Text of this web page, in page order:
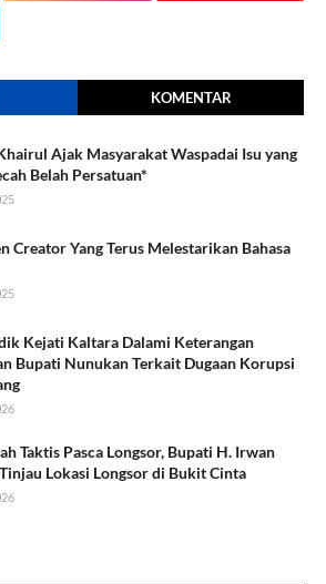
KOMENTAR
Ajak Masyarakat Waspadai Isu yang
Belah Persatuan*
Creator Yang Terus Melestarikan Bahasa
Kejati Kaltara Dalami Keterangan
Bupati Nunukan Terkait Dugaan Korupsi
Taktis Pasca Longsor, Bupati H. Irwan
Lokasi Longsor di Bukit Cinta